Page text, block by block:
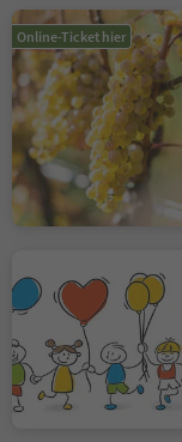
Online-Ticket hier